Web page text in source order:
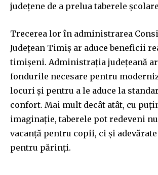
județene de a prelua taberele
Trecerea lor în administrarea
Județean Timiș ar aduce beneficii
timișeni. Administrația județeană
fondurile necesare pentru
locuri și pentru a le aduce la
confort. Mai mult decât atât, cu
imaginație, taberele pot redeveni
vacanță pentru copii, ci și
pentru părinți.